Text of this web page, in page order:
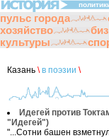
пульс города
хозяйство
культуры
Казань \ в поэзии \
Идегей против
"Идегей")
"...Сотни башен